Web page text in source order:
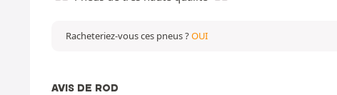
Racheteriez-vous ces pneus ?OUI
AVIS DE ROD